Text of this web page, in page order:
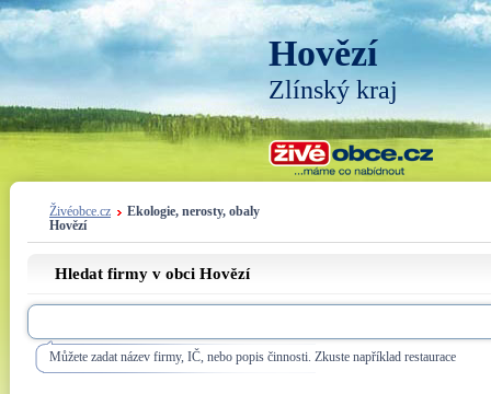
Hovězí
Zlínský kraj
Živéobce.cz
Ekologie, nerosty, obaly
Hovězí
Hledat firmy v obci Hovězí
Můžete zadat název firmy, IČ, nebo popis činnosti. Zkuste například restaurace